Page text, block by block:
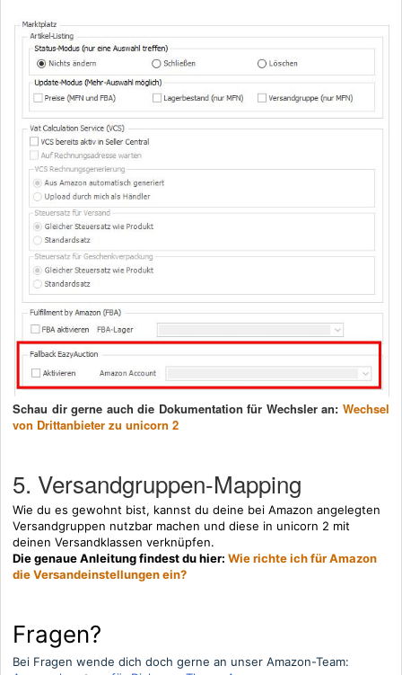
Schau dir gerne auch die Dokumentation für Wechsler an: Wechsel
von Drittanbieter zu unicorn 2
5. Versandgruppen-Mapping
Wie du es gewohnt bist, kannst du deine bei Amazon angelegten
Versandgruppen nutzbar machen und diese in unicorn 2 mit
deinen Versandklassen verknüpfen.
Die genaue Anleitung findest du hier: Wie richte ich für Amazon
die Versandeinstellungen ein?
Fragen?
Bei Fragen wende dich doch gerne an unser Amazon-Team: